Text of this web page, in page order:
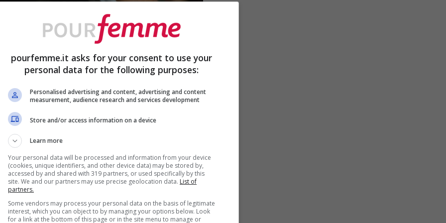
consiglio è quello di prestare molta
si tratta, infatti, di un capo molto
di 7kg, 8kg, 9kg o – meglio ancora
matrimonialetranquillamente a casa.
un primo lavaggio a freddo – la
– in modo tale da evitare dei
pourfemme.it asks for your consent to use your
personal data for the following purposes:
Personalised advertising and content, advertising and content
measurement, audience research and services development
Store and/or access information on a device
Learn more
Your personal data will be processed and information from your device
(cookies, unique identifiers, and other device data) may be stored by,
accessed by and shared with 319 partners, or used specifically by this
site. We and our partners may use precise geolocation data. List of
partners.
Some vendors may process your personal data on the basis of legitimate
interest, which you can object to by managing your options below. Look
for a link at the bottom of this page or in the site menu to manage or